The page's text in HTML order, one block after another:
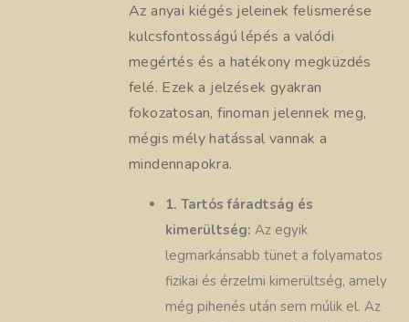
Az anyai kiégés jeleinek felismerése
kulcsfontosságú lépés a valódi
megértés és a hatékony megküzdés
felé. Ezek a jelzések gyakran
fokozatosan, finoman jelennek meg,
mégis mély hatással vannak a
mindennapokra.
1. Tartós fáradtság és
kimerültség: Az egyik
legmarkánsabb tünet a folyamatos
fizikai és érzelmi kimerültség, amely
még pihenés után sem múlik el. Az